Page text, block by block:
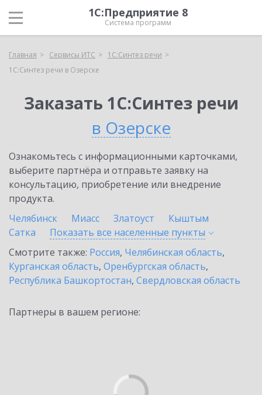
1С:Предприятие 8
Система программ
Главная Сервисы ИТС
1С:Синтез речи
1С:Синтез речи в Озерске
Заказать 1С:Синтез речи
в Озерске
Ознакомьтесь с информационными карточками,
выберите партнёра и отправьте заявку на
консультацию, приобретение или внедрение
продукта.
Челябинск
Миасс Златоуст
Кыштым
Сатка
Показать все населенные пункты
Смотрите также: Россия, Челябинская область,
Курганская область, Оренбургская область,
Республика Башкортостан, Свердловская область
Партнеры в вашем регионе: